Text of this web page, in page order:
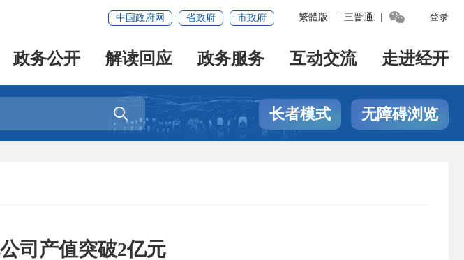
登录
繁體版 三晋通 
中国政府网 省政府 市政府
政务公开 解读回应 政务服务 互动交流 走进经开
 长者模式 无障碍浏览
司产值突破2亿元